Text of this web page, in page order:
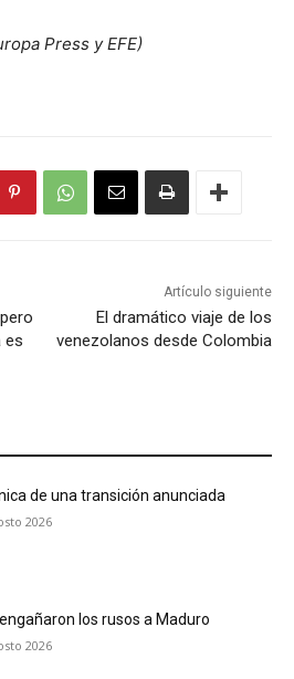
Press y EFE)
es
Artículo siguiente
El dramático viaje de los
venezolanos desde Colombia
de una transición anunciada
2026
los rusos a Maduro
2026